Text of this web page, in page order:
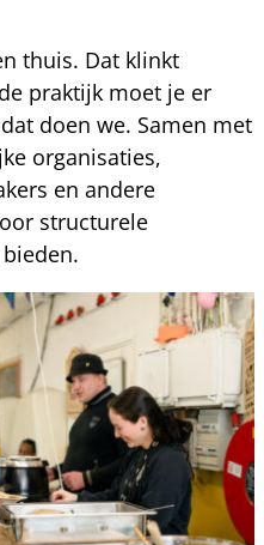
thuis. Dat klinkt
praktijk moet je er
doen we. Samen met
organisaties,
en andere
structurele